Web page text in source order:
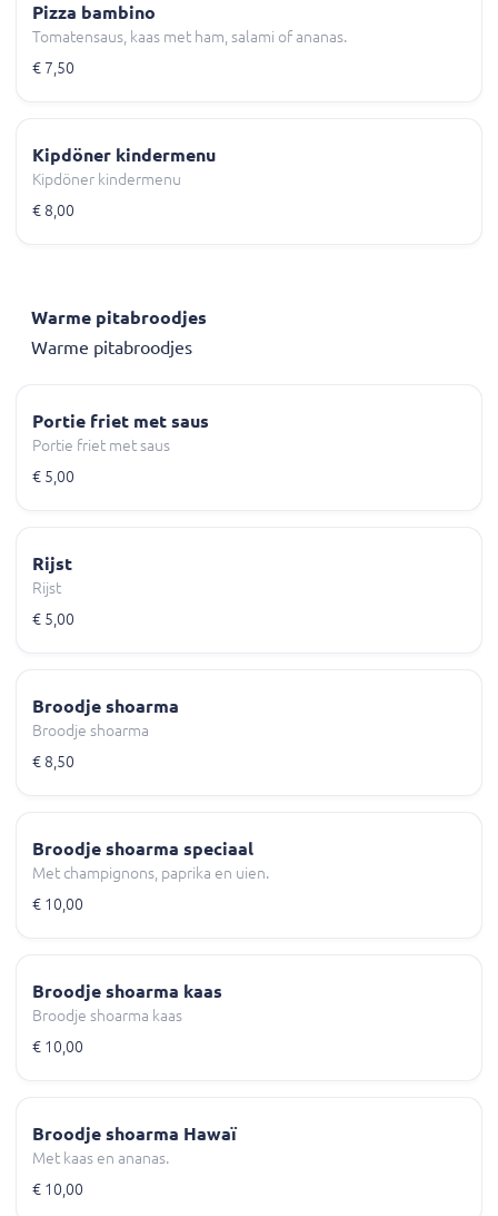
Pizza bambino
Tomatensaus, kaas met ham, salami of ananas.
€ 7,50
Kipdöner kindermenu
Kipdöner kindermenu
€ 8,00
Warme pitabroodjes
Warme pitabroodjes
Portie friet met saus
Portie friet met saus
€ 5,00
Rijst
Rijst
€ 5,00
Broodje shoarma
Broodje shoarma
€ 8,50
Broodje shoarma speciaal
Met champignons, paprika en uien.
€ 10,00
Broodje shoarma kaas
Broodje shoarma kaas
€ 10,00
Broodje shoarma Hawaï
Met kaas en ananas.
€ 10,00